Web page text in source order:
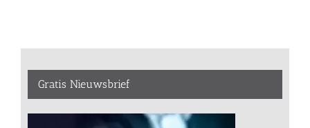
Gratis Nieuwsbrief